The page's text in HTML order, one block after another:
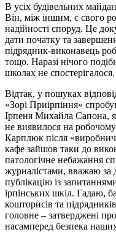
В усіх будівельних
Він, між іншим, є свого
надійності споруд. Це
дати початку та
підрядник-виконавець
тощо. Наразі нічого
школах не спостерігалося.
Відтак, у пошуках
«Зорі Приірпіння»
Ірпеня Михайла Сапона,
не виявилося на
Карплюк після
кафе зайшов таки до
патологічне небажання
журналістами, вважаю за
публікацію із
ірпінських шкіл. Гадаю,
кошторисів та
головне – затверджені
насамперед безпека